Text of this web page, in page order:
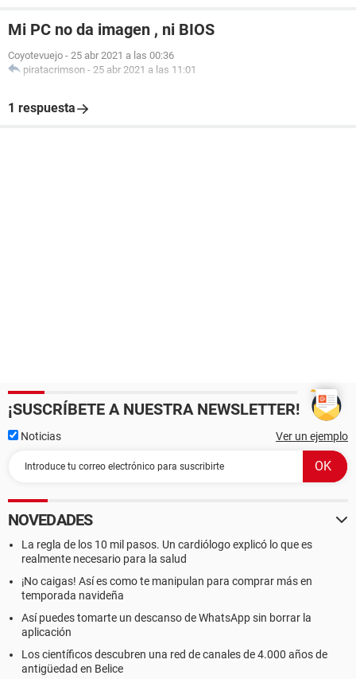
Mi PC no da imagen , ni BIOS
Coyotevuejo - 25 abr 2021 a las 00:36
piratacrimson - 25 abr 2021 a las 11:01
1 respuesta
¡SUSCRÍBETE A NUESTRA NEWSLETTER!
Noticias Ver un ejemplo
NOVEDADES
La regla de los 10 mil pasos. Un cardiólogo explicó lo que es
realmente necesario para la salud
¡No caigas! Así es como te manipulan para comprar más en
temporada navideña
Así puedes tomarte un descanso de WhatsApp sin borrar la
aplicación
Los científicos descubren una red de canales de 4.000 años de
antigüedad en Belice